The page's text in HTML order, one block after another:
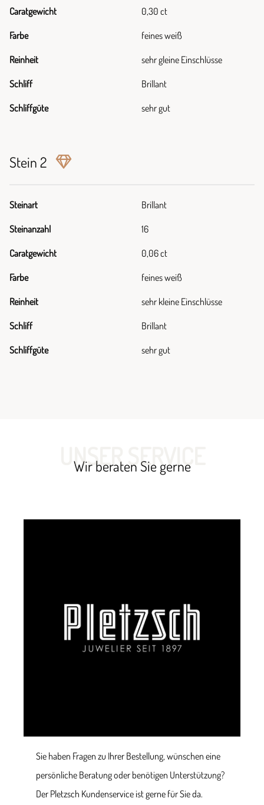
Caratgewicht 0,30 ct
Farbe feines weiß
Reinheit sehr gleine Einschlüsse
Schliff Brillant
Schliffgüte sehr gut
Stein 2
Steinart Brillant
Steinanzahl 16
Caratgewicht 0,06 ct
Farbe feines weiß
Reinheit sehr kleine Einschlüsse
Schliff Brillant
Schliffgüte sehr gut
UNSER SERVICE
Wir beraten Sie gerne
Sie haben Fragen zu Ihrer Bestellung, wünschen eine
persönliche Beratung oder benötigen Unterstützung?
Der Pletzsch Kundenservice ist gerne für Sie da.